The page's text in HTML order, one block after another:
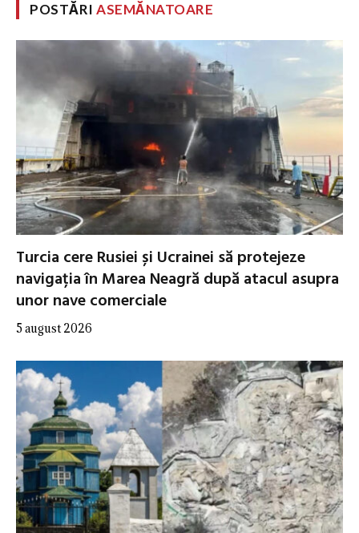
POSTĂRIASEMĂNATOARE
Turcia cere Rusiei și Ucrainei să protejeze
navigația în Marea Neagră după atacul asupra
unor nave comerciale
5 august 2026